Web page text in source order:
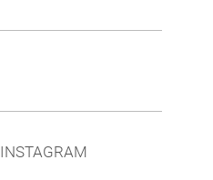
INSTAGRAM